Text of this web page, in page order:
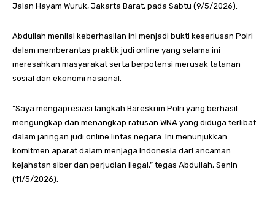
Jalan Hayam Wuruk, Jakarta Barat, pada Sabtu (9/5/2026).
Abdullah menilai keberhasilan ini menjadi bukti keseriusan Polri
dalam memberantas praktik judi online yang selama ini
meresahkan masyarakat serta berpotensi merusak tatanan
sosial dan ekonomi nasional.
“Saya mengapresiasi langkah Bareskrim Polri yang berhasil
mengungkap dan menangkap ratusan WNA yang diduga terlibat
dalam jaringan judi online lintas negara. Ini menunjukkan
komitmen aparat dalam menjaga Indonesia dari ancaman
kejahatan siber dan perjudian ilegal,” tegas Abdullah, Senin
(11/5/2026).